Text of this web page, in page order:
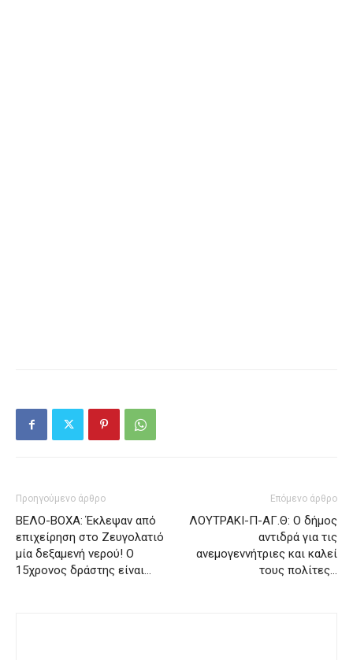
Προηγούμενο άρθρο
ΒΕΛΟ-ΒΟΧΑ: Έκλεψαν από
επιχείρηση στο Ζευγολατιό
μία δεξαμενή νερού! Ο
15χρονος δράστης είναι…
Επόμενο άρθρο
ΛΟΥΤΡΑΚΙ-Π-ΑΓ.Θ: Ο δήμος
αντιδρά για τις
ανεμογεννήτριες και καλεί
τους πολίτες…